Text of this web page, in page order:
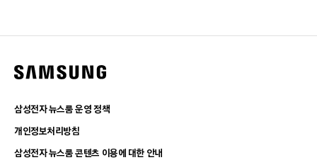
삼성전자 뉴스룸 운영 정책
개인정보처리방침
삼성전자 뉴스룸 콘텐츠 이용에 대한 안내